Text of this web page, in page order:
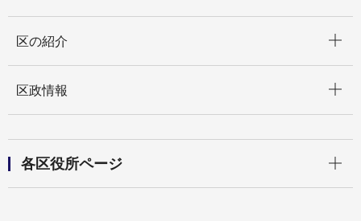
区の紹介
区政情報
各区役所ページ